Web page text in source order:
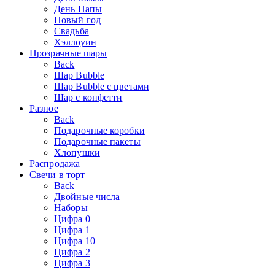
День Папы
Новый год
Свадьба
Хэллоуин
Прозрачные шары
Back
Шар Bubble
Шар Bubble с цветами
Шар с конфетти
Разное
Back
Подарочные коробки
Подарочные пакеты
Хлопушки
Распродажа
Свечи в торт
Back
Двойные числа
Наборы
Цифра 0
Цифра 1
Цифра 10
Цифра 2
Цифра 3